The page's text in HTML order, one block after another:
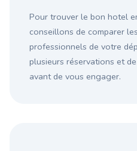
Pour trouver le bon hotel
conseillons de comparer
professionnels de votre
plusieurs réservations et
avant de vous engager.